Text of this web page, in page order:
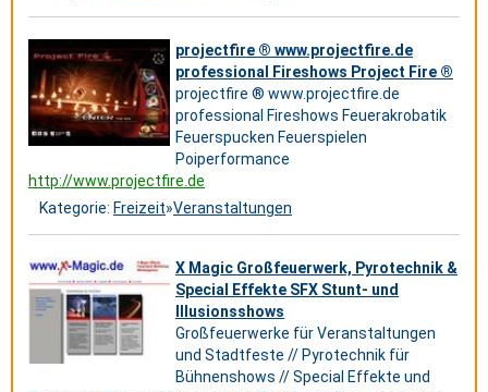
projectfire ® www.projectfire.de
professional Fireshows Project Fire ®
projectfire ® www.projectfire.de
professional Fireshows Feuerakrobatik
Feuerspucken Feuerspielen
Poiperformance
http://www.projectfire.de
Kategorie: Freizeit»Veranstaltungen
X Magic Großfeuerwerk, Pyrotechnik &
Special Effekte SFX Stunt- und
Illusionsshows
Großfeuerwerke für Veranstaltungen
und Stadtfeste // Pyrotechnik für
Bühnenshows // Special Effekte und